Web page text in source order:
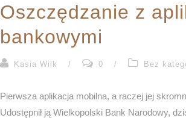
Oszczędzanie z
bankowymi
Kasia Wilk / 0 / Bez
Pierwsza aplikacja mobilna, a raczej jej
Udostępnił ją Wielkopolski Bank Narodowy,